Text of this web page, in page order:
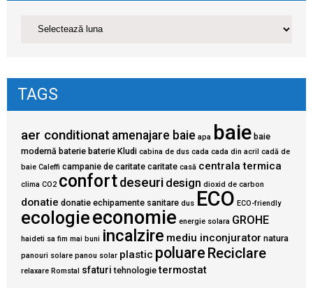
TAGS
aer conditionat amenajare baie apa baie baie
modernă baterie baterie Kludi cabina de dus cada cada din acril cadă de
baie Caleffi campanie de caritate caritate casă centrala termica
clima CO2 confortdeseuri design dioxid de carbon
donatie donatie echipamente sanitare dus ECO ECO-friendly
ecologieeconomie energie solara GROHE
haideti sa fim mai buni incalzire mediu inconjurator natura
panouri solare panou solar plastic poluare Reciclare
relaxare Romstal sfaturi tehnologie termostat